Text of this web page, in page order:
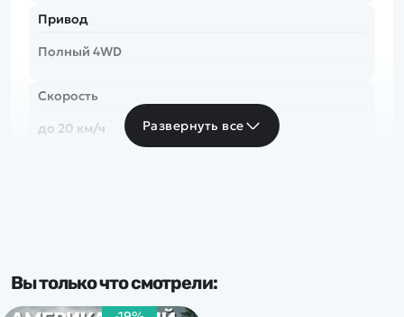
Привод
Полный 4WD
Скорость
до 20 км/ч
RTR
Развернуть все
Вы только что смотрели: